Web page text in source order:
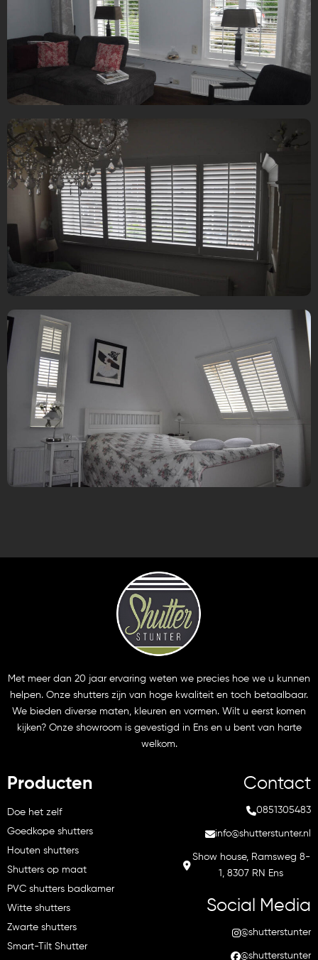
Producten
Doe het zelf
Goedkope shutters
Houten shutters
Shutters op maat
PVC shutters badkamer
Witte shutters
Zwarte shutters
Smart-Tilt Shutter
Met meer dan 20 jaar ervaring weten we precies hoe we u kunnen
helpen. Onze shutters zijn van hoge kwaliteit en toch betaalbaar.
We bieden diverse maten, kleuren en vormen. Wilt u eerst komen
kijken? Onze showroom is gevestigd in Ens en u bent van harte
welkom.
Contact
0851305483
info@shutterstunter.nl
Show house, Ramsweg 8-
1, 8307 RN Ens
Social Media
@shutterstunter
@shutterstunter